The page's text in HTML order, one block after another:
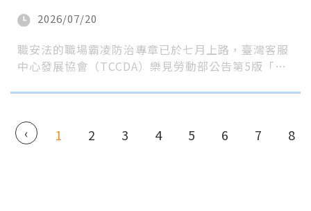
2026/07/20
職安法的職場霸凌防治專章已於七月上路，臺灣客服
中心發展協會（TCCDA）樂見勞動部公告第5版「…
‹ 1 2 3 4 5 6 7 8